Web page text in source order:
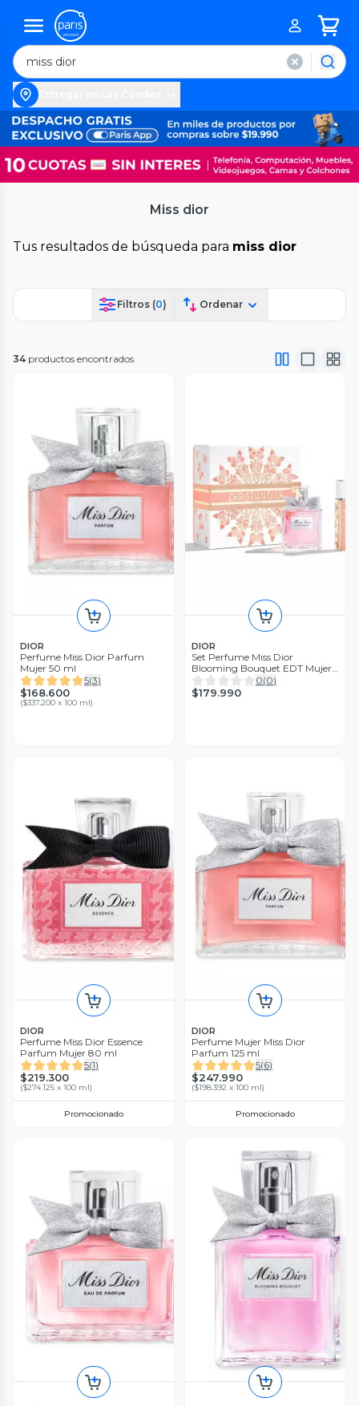
Miss dior
Tus resultados de búsqueda para miss dior
Filtros (0) Ordenar
34 productos encontrados
DIOR
Perfume Miss Dior Parfum
Mujer 50 ml
5(3)
$168.600
($337.200 x 100 ml)
DIOR
Set Perfume Miss Dior
Blooming Bouquet EDT Mujer
100 ml + Travel Size 10 ml
0(0)
$179.990
DIOR
Perfume Miss Dior Essence
Parfum Mujer 80 ml
5(1)
$219.300
($274.125 x 100 ml)
Promocionado
DIOR
Perfume Mujer Miss Dior
Parfum 125 ml
5(6)
$247.990
($198.392 x 100 ml)
Promocionado